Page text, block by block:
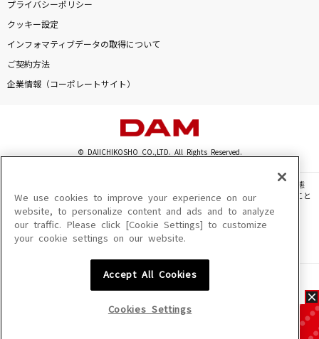
プライバシーポリシー
クッキー設定
インフォマティブデータの取得について
ご契約方法
企業情報（コーポレートサイト）
© DAIICHIKOSHO CO.,LTD. All Rights Reserved.
このサイトに掲載されている一切の文章・画像・写真・動画・音声等を、手段や形態
を問わず、著作権法の定める範囲を超えて無断で複製、転載、ファイル化などすること
を禁じます。
楽曲及びコンテンツは、機種によりご利用いただけない場合があります。
楽曲及びコンテンツの配信日、配信内容が変更になる場合があります。
We use cookies to improve your experience on our
website, to personalize content and ads and to analyze
our traffic. Please click [Cookie Settings] to customize
your cookie settings on our website.
Accept All Cookies
Cookies Settings